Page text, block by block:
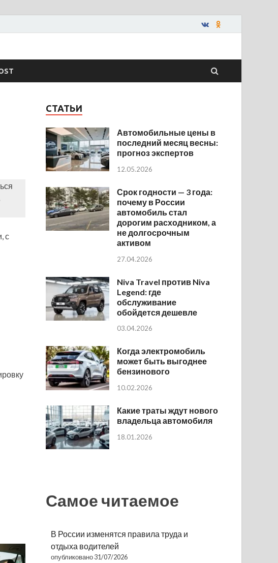
с
СТАТЬИ
Автомобильные цены в
последний месяц весны:
прогноз экспертов
12.05.2026
Срок годности — 3 года:
почему в России
автомобиль стал
дорогим расходником, а
не долгосрочным
активом
27.04.2026
Niva Travel против Niva
Legend: где
обслуживание
обойдется дешевле
03.04.2026
Когда электромобиль
может быть выгоднее
бензинового
10.02.2026
Какие траты ждут нового
владельца автомобиля
18.01.2026
Самое читаемое
В России изменятся правила труда и
отдыха водителей
опубликовано 31/07/2026